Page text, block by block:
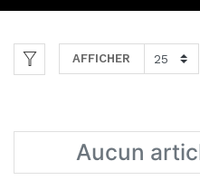
AFFICHER
Aucun